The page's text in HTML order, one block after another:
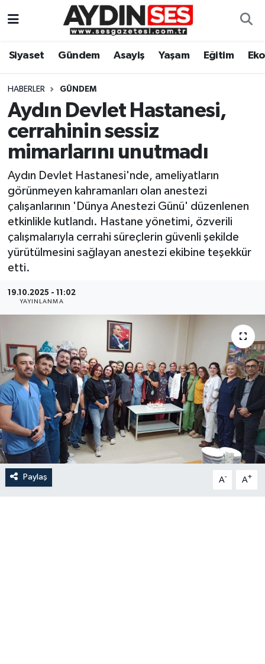
Siyaset Gündem Asayiş Yaşam Eğitim
HABERLER GÜNDEM
Aydın Devlet Hastanesi,
cerrahinin sessiz
mimarlarını unutmadı
Aydın Devlet Hastanesi'nde, ameliyatların
görünmeyen kahramanları olan anestezi
çalışanlarının 'Dünya Anestezi Günü' düzenlenen
etkinlikle kutlandı. Hastane yönetimi, özverili
çalışmalarıyla cerrahi süreçlerin güvenli şekilde
yürütülmesini sağlayan anestezi ekibine teşekkür
etti.
19.10.2025 - 11:02
YAYINLANMA
Paylaş A- A+
Gündem
Siyaset
Ekonomi
Eğitim
Kültür Sanat
Spor
Aydın Hava Durumu
Aydin Namaz Vakitleri
Aydın Trafik Yoğunluk Haritası
Tüm Manşetler
Son Dakika Haberleri
Haber Arşivi